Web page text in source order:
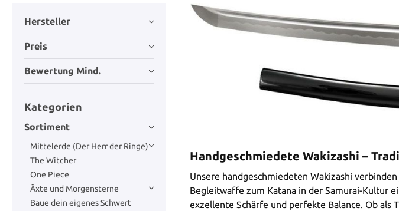
Hersteller
Preis
Bewertung Mind.
Kategorien
Sortiment
Mittelerde (Der Herr der Ringe)
The Witcher
One Piece
Äxte und Morgensterne
Baue dein eigenes Schwert
Handgeschmiedete Wakizashi –
Unsere handgeschmiedeten Wakizashi
Begleitwaffe zum Katana in der Samurai-Kultur
exzellente Schärfe und perfekte Balance. Ob als